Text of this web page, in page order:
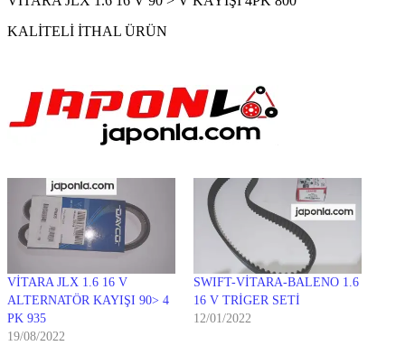
KALİTELİ İTHAL ÜRÜN
VİTARA JLX 1.6 16 V
ALTERNATÖR KAYIŞI 90> 4
PK 935
19/08/2022
SWIFT-VİTARA-BALENO 1.6
16 V TRİGER SETİ
12/01/2022